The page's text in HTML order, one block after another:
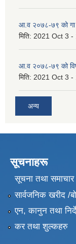
आ.व २०७८-७९ को गा
मिति: 2021 Oct 3 -
आ.व २०७८-७९ को
मिति: 2021 Oct 3 -
अन्य
सूचनाहरू
सूचना तथा समाचार
सार्वजनिक खरीद /
एन, कानुन तथा
कर तथा शुल्कहरु